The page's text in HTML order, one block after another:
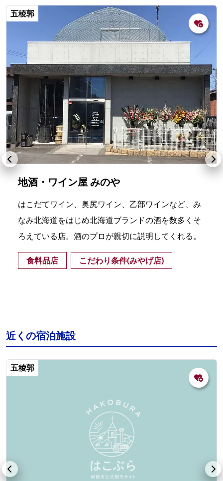
五稜郭
地酒・ワイン屋 みのや
はこだてワイン、奥尻ワイン、乙部ワインなど、み
なみ北海道をはじめ北海道ブランドの酒を数多くそ
ろえている店。酒のプロが親切に説明してくれる。
食料品店 こだわり条件(みやげ店)
近くの宿泊施設
五稜郭